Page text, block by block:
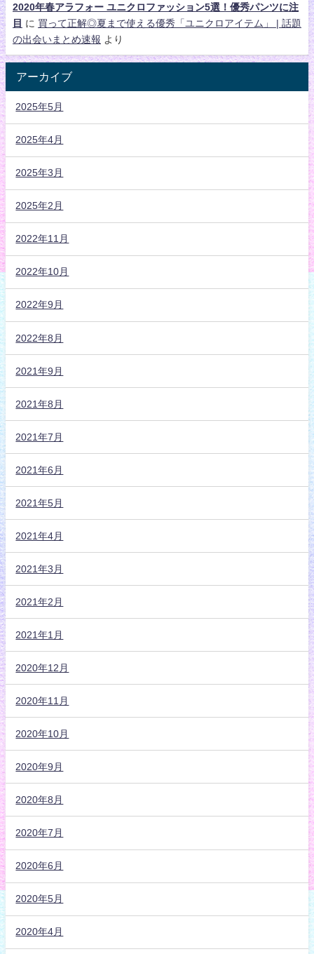
2020年春アラフォー ユニクロファッション5選！優秀パンツに注
目 に 買って正解◎夏まで使える優秀「ユニクロアイテム」 | 話題
の出会いまとめ速報 より
アーカイブ
2025年5月
2025年4月
2025年3月
2025年2月
2022年11月
2022年10月
2022年9月
2022年8月
2021年9月
2021年8月
2021年7月
2021年6月
2021年5月
2021年4月
2021年3月
2021年2月
2021年1月
2020年12月
2020年11月
2020年10月
2020年9月
2020年8月
2020年7月
2020年6月
2020年5月
2020年4月